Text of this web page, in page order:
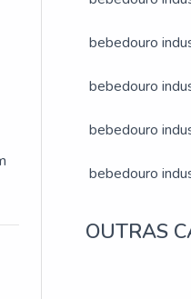
bebedouro
bebedouro
bebedouro
bebedouro
OUTRAS